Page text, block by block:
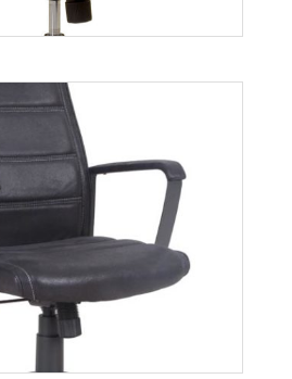
Nick
Więcej